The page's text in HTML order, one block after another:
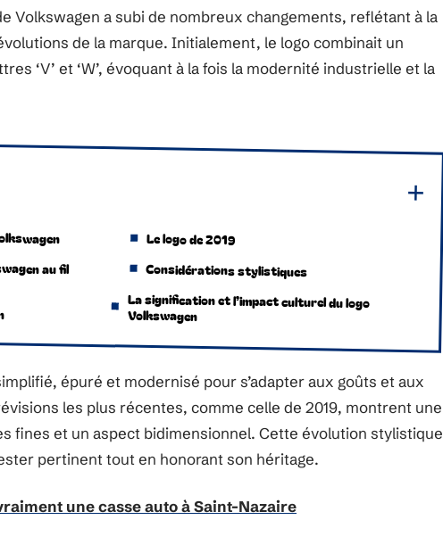
Volkswagen a subi de nombreux changements, reflétant à la
de la marque. Initialement, le logo combinait un
‘V’ et ‘W’, évoquant à la fois la modernité industrielle et la
au fil
Le logo de 2019
Considérations stylistiques
La signification et l’impact culturel du logo
Volkswagen
épuré et modernisé pour s’adapter aux goûts et aux
les plus récentes, comme celle de 2019, montrent une
fines et un aspect bidimensionnel. Cette évolution stylistique
pertinent tout en honorant son héritage.
une casse auto à Saint-Nazaire